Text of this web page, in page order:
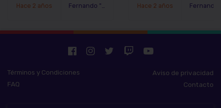
Hace 2 años Hace 2 años
Términos y Condiciones
Aviso de privacidad
FAQ
Contacto